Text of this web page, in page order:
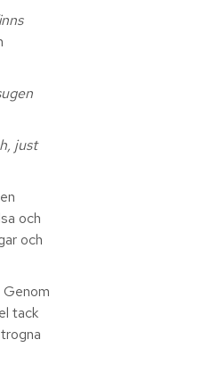
just
och
och
tack